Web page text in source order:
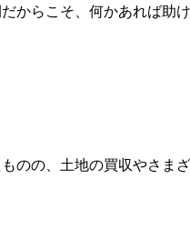
からこそ、何かあれば助
の、土地の買収やさま